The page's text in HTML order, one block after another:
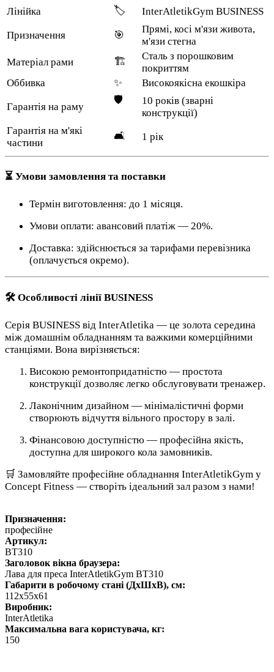
Лінійка
🏷️ InterAtletikGym BUSINESS
Призначення 🎯
Прямі, косі м'язи живота,
м'язи стегна
Матеріал рами
🏗️
Сталь з порошковим
покриттям
Оббивка
✨ Високоякісна екошкіра
Гарантія на раму
🛡️
10 років (зварні
конструкції)
Гарантія на м'які
частини
🛋️ 1 рік
⏳ Умови замовлення та поставки
Термін виготовлення: до 1 місяця.
Умови оплати: авансовий платіж — 20%.
Доставка: здійснюється за тарифами перевізника
(оплачується окремо).
🛠️ Особливості лінії BUSINESS
Серія BUSINESS від InterAtletika — це золота середина
між домашнім обладнанням та важкими комерційними
станціями. Вона вирізняється:
Високою ремонтопридатністю — простота
конструкції дозволяє легко обслуговувати тренажер.
Лаконічним дизайном — мінімалістичні форми
створюють відчуття вільного простору в залі.
Фінансовою доступністю — професійна якість,
доступна для широкого кола замовників.
🛒 Замовляйте професійне обладнання InterAtletikGym у
Concept Fitness — створіть ідеальний зал разом з нами!
Призначення:
професійне
Артикул:
BT310
Заголовок вікна браузера:
Лава для преса InterAtletikGym BT310
Габарити в робочому стані (ДхШхВ), см:
112х55х61
Виробник:
InterAtletika
Максимальна вага користувача, кг:
150